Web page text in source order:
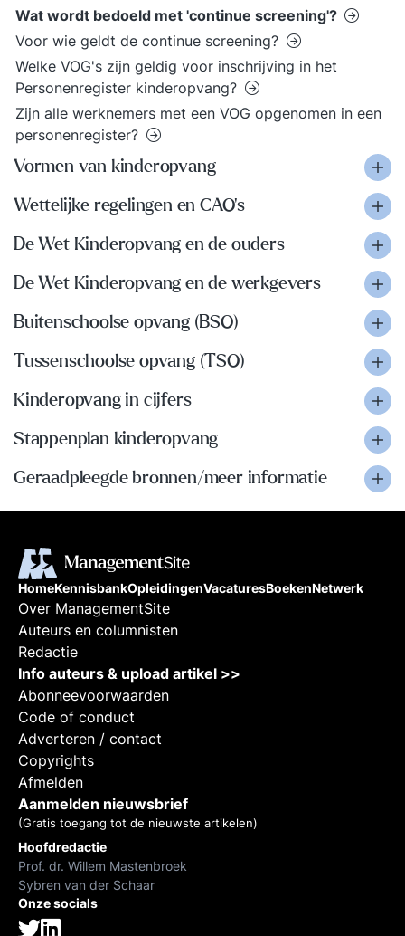
Wat wordt bedoeld met 'continue screening'?
Voor wie geldt de continue screening?
Welke VOG's zijn geldig voor inschrijving in het
Personenregister kinderopvang?
Zijn alle werknemers met een VOG opgenomen in een
personenregister?
Vormen van kinderopvang
Wettelijke regelingen en CAO’s
De Wet Kinderopvang en de ouders
De Wet Kinderopvang en de werkgevers
Buitenschoolse opvang (BSO)
Tussenschoolse opvang (TSO)
Kinderopvang in cijfers
Stappenplan kinderopvang
Geraadpleegde bronnen/meer informatie
HomeKennisbankOpleidingenVacaturesBoekenNetwerk
Over ManagementSite
Auteurs en columnisten
Redactie
Info auteurs & upload artikel >>
Abonneevoorwaarden
Code of conduct
Adverteren / contact
Copyrights
Afmelden
Aanmelden nieuwsbrief
(Gratis toegang tot de nieuwste artikelen)
Hoofdredactie
Prof. dr. Willem Mastenbroek
Sybren van der Schaar
Onze socials